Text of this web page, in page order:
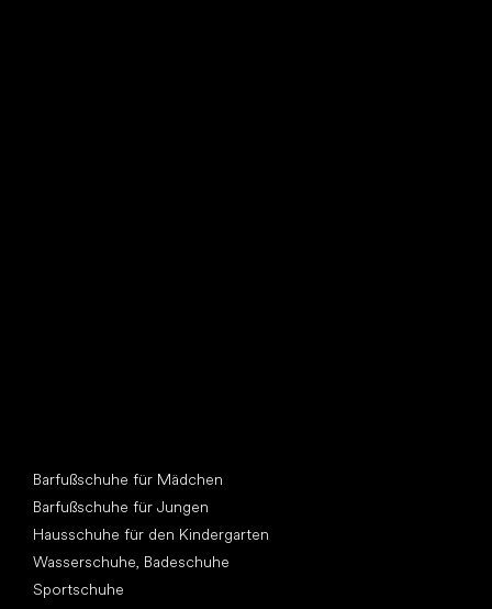
Barfußschuhe für Mädchen
Barfußschuhe für Jungen
Hausschuhe für den Kindergarten
Wasserschuhe, Badeschuhe
Sportschuhe